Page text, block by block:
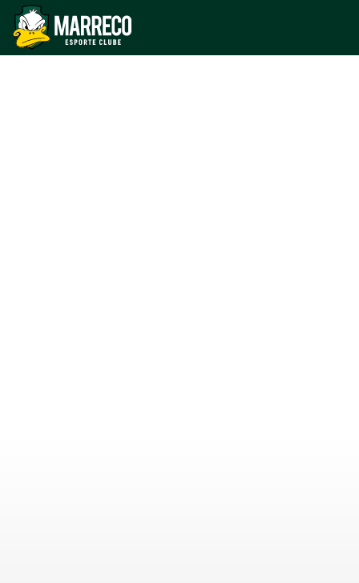
expectativa é
ainda maior